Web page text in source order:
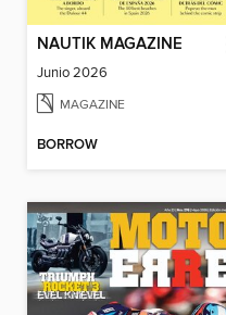
NAUTIK MAGAZINE
Junio 2026
MAGAZINE
BORROW